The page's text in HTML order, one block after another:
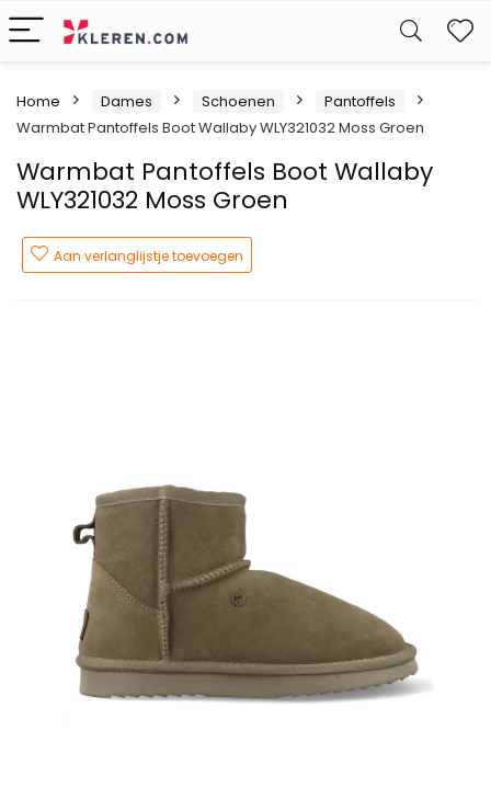
Home Dames Schoenen
Pantoffels
Warmbat Pantoffels Boot Wallaby WLY321032 Moss Groen
Warmbat Pantoffels Boot Wallaby
WLY321032 Moss Groen
Aan verlanglijstje toevoegen